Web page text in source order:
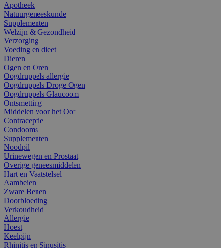
Apotheek
Natuurgeneeskunde
Supplementen
Welzijn & Gezondheid
Verzorging
Voeding en dieet
Dieren
Ogen en Oren
Oogdruppels allergie
Oogdruppels Droge Ogen
Oogdruppels Glaucoom
Ontsmetting
Middelen voor het Oor
Contraceptie
Condooms
Supplementen
Noodpil
Urinewegen en Prostaat
Overige geneesmiddelen
Hart en Vaatstelsel
Aambeien
Zware Benen
Doorbloeding
Verkoudheid
Allergie
Hoest
Keelpijn
Rhinitis en Sinusitis